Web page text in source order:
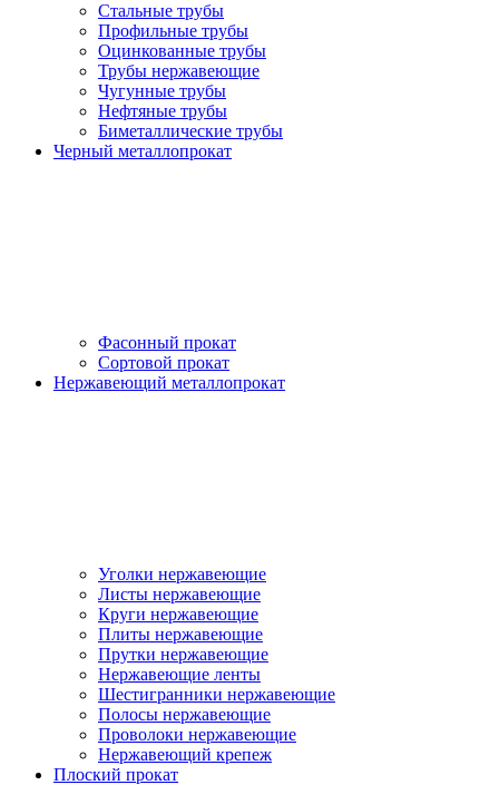
Стальные трубы
Профильные трубы
Оцинкованные трубы
Трубы нержавеющие
Чугунные трубы
Нефтяные трубы
Биметаллические трубы
Черный металлопрокат
Фасонный прокат
Сортовой прокат
Нержавеющий металлопрокат
Уголки нержавеющие
Листы нержавеющие
Круги нержавеющие
Плиты нержавеющие
Прутки нержавеющие
Нержавеющие ленты
Шестигранники нержавеющие
Полосы нержавеющие
Проволоки нержавеющие
Нержавеющий крепеж
Плоский прокат